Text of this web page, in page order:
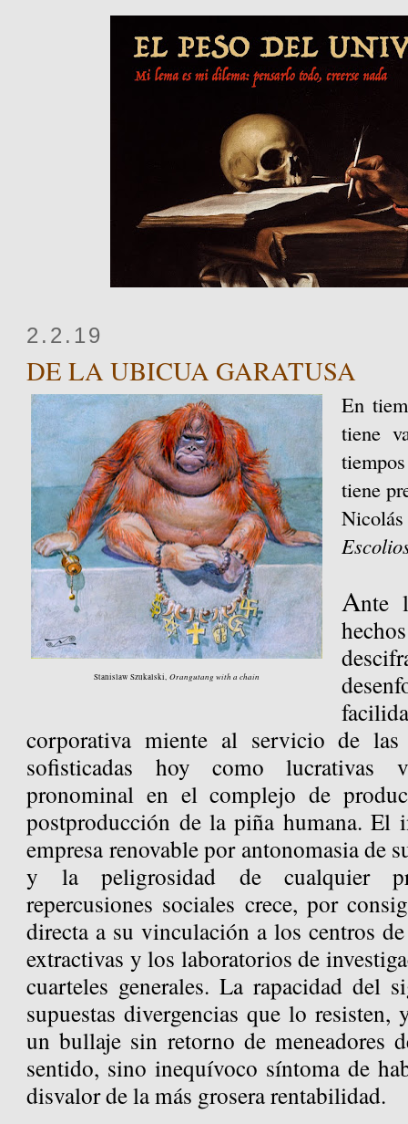
2.2.19
DE LA UBICUA GARATUSA
Stanislaw Szukalski,Orangutang with a chain
En
tiene
tiene
Ante
corporativa miente al servicio de las
sofisticadas hoy como lucrativas
pronominal en el complejo de
postproducción de la piña humana. El
empresa renovable por antonomasia de
y la peligrosidad de cualquier
repercusiones sociales crece, por
directa a su vinculación a los centros
extractivas y los laboratorios de
cuarteles generales. La rapacidad del
supuestas divergencias que lo
un bullaje sin retorno de meneadores
sentido, sino inequívoco síntoma de
disvalor de la más grosera rentabilidad.